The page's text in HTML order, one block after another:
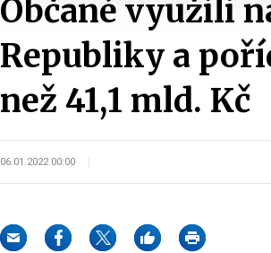
Občané využili
Republiky a
než 41,1 mld. Kč
06.01.2022 00:00